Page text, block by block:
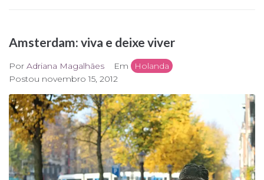
Amsterdam: viva e deixe viver
Por Adriana Magalhães Em
Holanda
Postou novembro 15, 2012